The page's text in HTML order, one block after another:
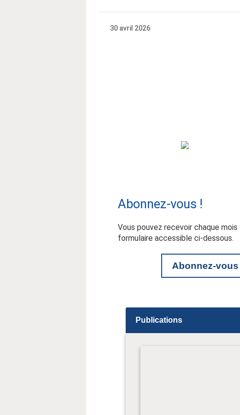
30 avril 2026
Abonnez-vous !
Vous pouvez recevoir chaque
formulaire accessible ci-dessous.
Abonnez-
Publications